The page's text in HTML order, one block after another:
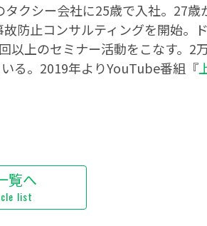
クシー会社に25歳で入社。27
防止コンサルティングを開始。
上のセミナー活動をこなす。2
る。2019年よりYouTube番組『
覧へ
list